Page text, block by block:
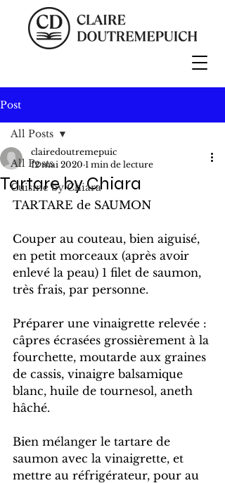
Post
All Posts
Cuisine by Chiara
All Posts
Tartare by Chiara
clairedoutremepuic
12 mai 2020 1 min de lecture
TARTARE de SAUMON
Couper au couteau, bien aiguisé,
en petit morceaux (après avoir
enlevé la peau) 1 filet de saumon,
très frais, par personne.
Préparer une vinaigrette relevée :
câpres écrasées grossièrement à la
fourchette, moutarde aux graines
de cassis, vinaigre balsamique
blanc, huile de tournesol, aneth
hâché.
Bien mélanger le tartare de
saumon avec la vinaigrette, et
mettre au réfrigérateur, pour au